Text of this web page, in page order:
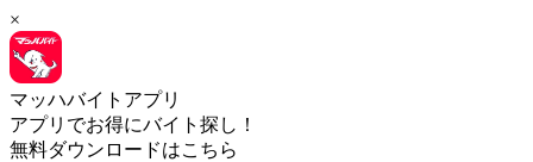
×
マッハバイトアプリ
アプリでお得にバイト探し！
無料ダウンロードはこちら